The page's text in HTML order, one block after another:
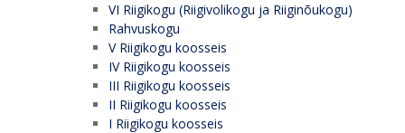
VI Riigikogu (Riigivolikogu ja Riiginõukogu)
Rahvuskogu
V Riigikogu koosseis
IV Riigikogu koosseis
III Riigikogu koosseis
II Riigikogu koosseis
I Riigikogu koosseis